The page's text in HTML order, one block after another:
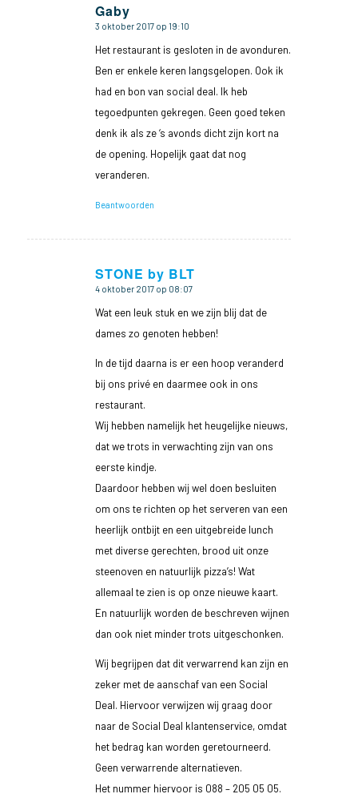
Gaby
zegt:
3 oktober 2017 op 19:10
Het restaurant is gesloten in de avonduren.
Ben er enkele keren langsgelopen. Ook ik
had en bon van social deal. Ik heb
tegoedpunten gekregen. Geen goed teken
denk ik als ze ‘s avonds dicht zijn kort na
de opening. Hopelijk gaat dat nog
veranderen.
Beantwoorden
STONE by BLT
zegt:
4 oktober 2017 op 08:07
Wat een leuk stuk en we zijn blij dat de
dames zo genoten hebben!
In de tijd daarna is er een hoop veranderd
bij ons privé en daarmee ook in ons
restaurant.
Wij hebben namelijk het heugelijke nieuws,
dat we trots in verwachting zijn van ons
eerste kindje.
Daardoor hebben wij wel doen besluiten
om ons te richten op het serveren van een
heerlijk ontbijt en een uitgebreide lunch
met diverse gerechten, brood uit onze
steenoven en natuurlijk pizza’s! Wat
allemaal te zien is op onze nieuwe kaart.
En natuurlijk worden de beschreven wijnen
dan ook niet minder trots uitgeschonken.
Wij begrijpen dat dit verwarrend kan zijn en
zeker met de aanschaf van een Social
Deal. Hiervoor verwijzen wij graag door
naar de Social Deal klantenservice, omdat
het bedrag kan worden geretourneerd.
Geen verwarrende alternatieven.
Het nummer hiervoor is 088 – 205 05 05.